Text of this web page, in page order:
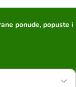
ponude, popuste i